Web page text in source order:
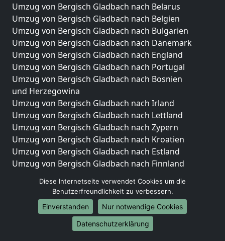
Umzug von Bergisch Gladbach nach Belarus
Umzug von Bergisch Gladbach nach Belgien
Umzug von Bergisch Gladbach nach Bulgarien
Umzug von Bergisch Gladbach nach Dänemark
Umzug von Bergisch Gladbach nach England
Umzug von Bergisch Gladbach nach Portugal
Umzug von Bergisch Gladbach nach Bosnien
und Herzegowina
Umzug von Bergisch Gladbach nach Irland
Umzug von Bergisch Gladbach nach Lettland
Umzug von Bergisch Gladbach nach Zypern
Umzug von Bergisch Gladbach nach Kroatien
Umzug von Bergisch Gladbach nach Estland
Umzug von Bergisch Gladbach nach Finnland
Umzug von Bergisch Gladbach nach Griechenland
Umzug von Bergisch Gladbach nach Italien
Umzug von Bergisch Gladbach nach Liechtenstein
Umzug von Bergisch Gladbach nach Luxemburg
Diese Internetseite verwendet Cookies um die
Benutzerfreundlichkeit zu verbessern.
Einverstanden
Nur notwendige Cookies
Datenschutzerklärung